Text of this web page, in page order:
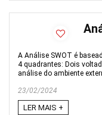
A Análise SWOT é
4 quadrantes: Dois
análise do ambiente
23/02/2024
LER MAIS +